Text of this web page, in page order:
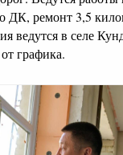
ДК, ремонт 3,5
ведутся в селе
графика.